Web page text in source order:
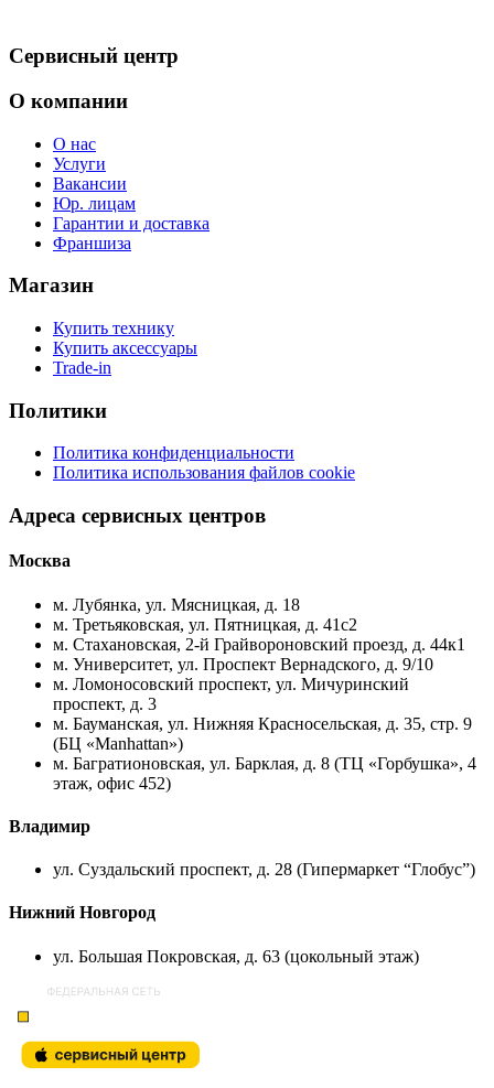
Сервисный центр
О компании
О нас
Услуги
Вакансии
Юр. лицам
Гарантии и доставка
Франшиза
Магазин
Купить технику
Купить аксессуары
Trade-in
Политики
Политика конфиденциальности
Политика использования файлов cookie
Адреса сервисных центров
Москва
м. Лубянка, ул. Мясницкая, д. 18
м. Третьяковская, ул. Пятницкая, д. 41с2
м. Стахановская, 2-й Грайвороновский проезд, д. 44к1
м. Университет, ул. Проспект Вернадского, д. 9/10
м. Ломоносовский проспект, ул. Мичуринский
проспект, д. 3
м. Бауманская, ул. Нижняя Красносельская, д. 35, стр. 9
(БЦ «Manhattan»)
м. Багратионовская, ул. Барклая, д. 8 (ТЦ «Горбушка», 4
этаж, офис 452)
Владимир
ул. Суздальский проспект, д. 28 (Гипермаркет “Глобус”)
Нижний Новгород
ул. Большая Покровская, д. 63 (цокольный этаж)